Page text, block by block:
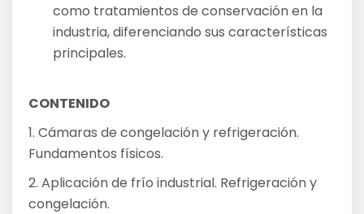
como tratamientos de conservación en la
industria, diferenciando sus características
principales.
CONTENIDO
1. Cámaras de congelación y refrigeración.
Fundamentos físicos.
2. Aplicación de frío industrial. Refrigeración y
congelación.